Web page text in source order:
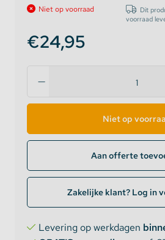
Niet op voorraad
Dit
voorraad
€24,95
Niet op
Aan offerte
Zakelijke klant? Log in
Levering op werkdagen